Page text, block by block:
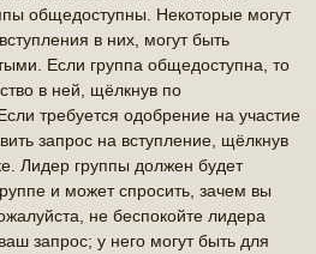
общедоступны. Некоторые могут
в них, могут быть
Если группа общедоступна, то
в ней, щёлкнув по
требуется одобрение на участие
запрос на вступление, щёлкнув
Лидер группы должен будет
и может спросить, зачем вы
не беспокойте лидера
запрос; у него могут быть для